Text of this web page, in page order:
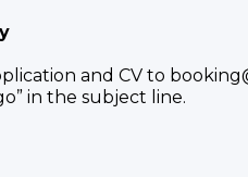
and CV to
in the subject line.